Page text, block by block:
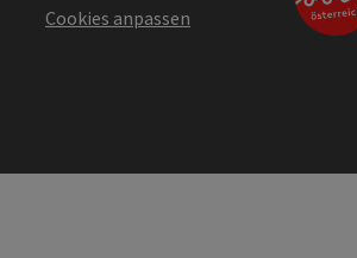
Cookies anpassen